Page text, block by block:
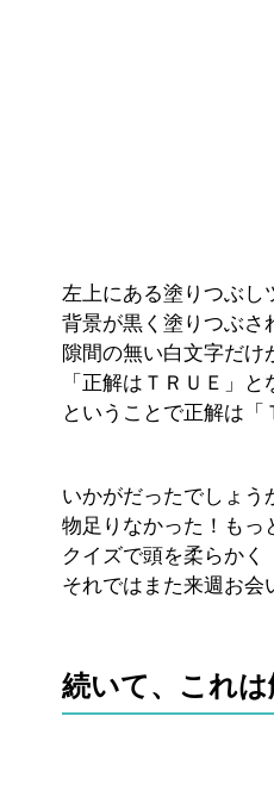
左上にある塗りつぶし
背景が黒く塗りつぶさ
隙間の無い白文字だけ
「正解はＴＲＵＥ」と
ということで正解は「
いかがだったでしょう
物足りなかった！もっ
クイズで頭を柔らかく
それではまた来週お会
続いて、これ